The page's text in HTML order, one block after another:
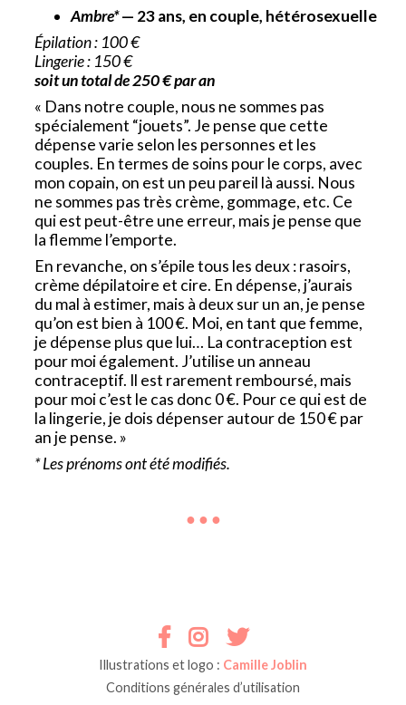
Ambre*— 23 ans, en couple, hétérosexuelle
Épilation : 100 €
Lingerie : 150 €
soit un total de 250 € par an
« Dans notre couple, nous ne sommes pas
spécialement “jouets”. Je pense que cette
dépense varie selon les personnes et les
couples. En termes de soins pour le corps, avec
mon copain, on est un peu pareil là aussi. Nous
ne sommes pas très crème, gommage, etc. Ce
qui est peut-être une erreur, mais je pense que
la flemme l’emporte.
En revanche, on s’épile tous les deux : rasoirs,
crème dépilatoire et cire. En dépense, j’aurais
du mal à estimer, mais à deux sur un an, je pense
qu’on est bien à 100 €. Moi, en tant que femme,
je dépense plus que lui… La contraception est
pour moi également. J’utilise un anneau
contraceptif. Il est rarement remboursé, mais
pour moi c’est le cas donc 0 €. Pour ce qui est de
la lingerie, je dois dépenser autour de 150 € par
an je pense. »
* Les prénoms ont été modifiés.
● ● ●
Illustrations et logo : Camille Joblin
Conditions générales d’utilisation